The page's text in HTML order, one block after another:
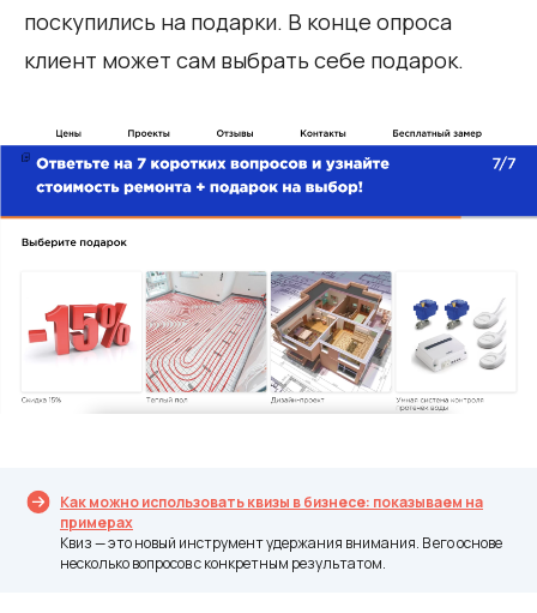
поскупились на подарки. В конце опроса
клиент может сам выбрать себе подарок.
Как можно использовать квизы в бизнесе: показываем на
примерах
Квиз — это новый инструмент удержания внимания. В его основе
несколько вопросов с конкретным результатом.